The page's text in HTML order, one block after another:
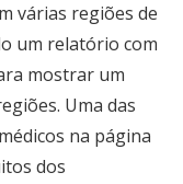
várias regiões de
um relatório com
mostrar um
Uma das
na página
dos